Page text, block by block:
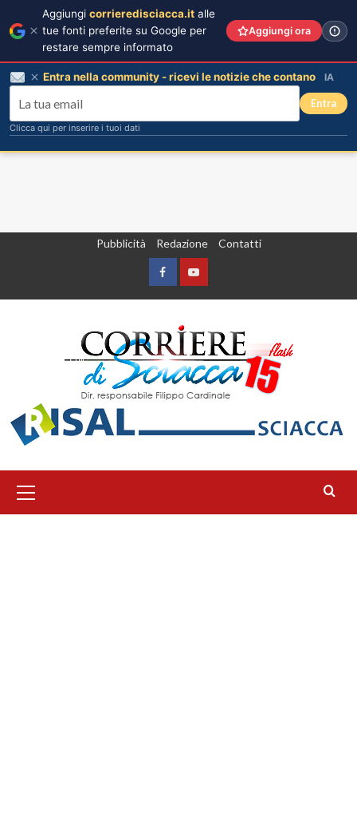
Pubblicità Redazione Contatti
FacebookYountube
principale
Aggiungi corrieredisciacca.it alle
tue fonti preferite su Google per
restare sempre informato
Aggiungi ora
Entra nella community - ricevi le notizie che contano IA
Entra
Clicca qui per inserire i tuoi dati